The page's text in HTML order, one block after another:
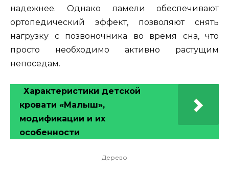
надежнее. Однако ламели обеспечивают
ортопедический эффект, позволяют снять
нагрузку с позвоночника во время сна, что
просто необходимо активно растущим
непоседам.
Характеристики детской
кровати «Малыш»,
модификации и их
особенности
Дерево